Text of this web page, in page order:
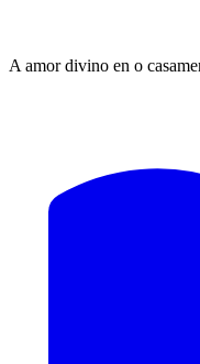
A amor divino en o